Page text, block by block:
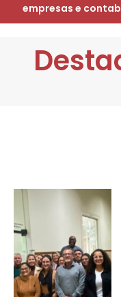
empresas e